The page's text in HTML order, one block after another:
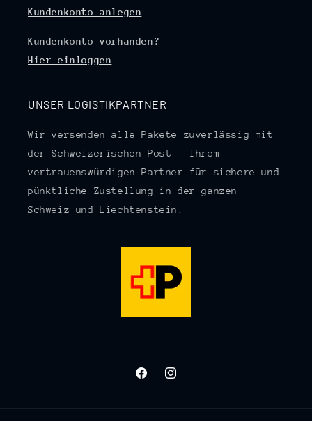
Kundenkonto anlegen
Kundenkonto vorhanden?
Hier einloggen
UNSER LOGISTIKPARTNER
Wir versenden alle Pakete zuverlässig mit
der Schweizerischen Post – Ihrem
vertrauenswürdigen Partner für sichere und
pünktliche Zustellung in der ganzen
Schweiz und Liechtenstein.
FacebookInstagram